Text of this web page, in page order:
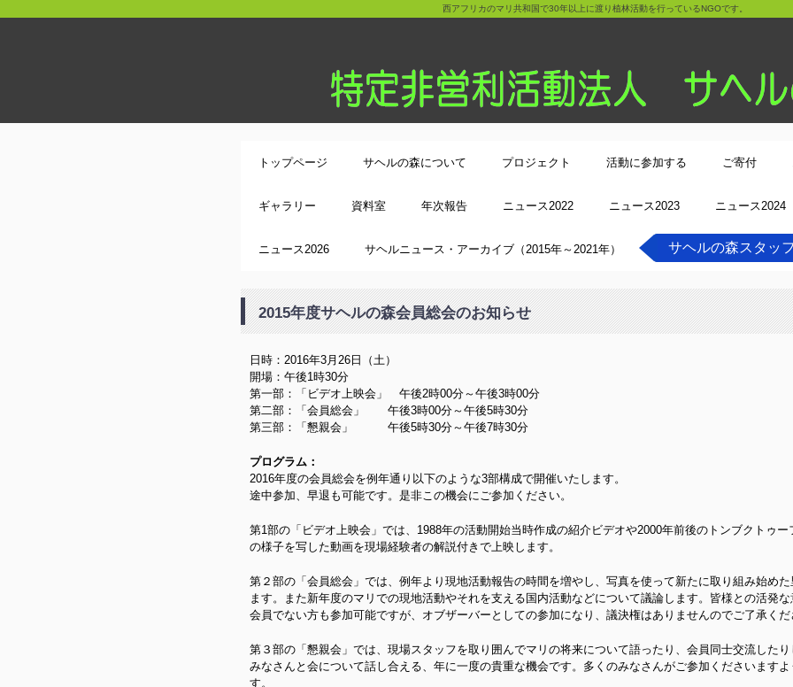
西アフリカのマリ共和国で30年以上に渡り植林活動を行っているNGOです。
トップページ サヘルの森について プロジェクト 活動に参加する ご寄付
ギャラリー 資料室 年次報告 ニュース2022 ニュース2023 ニュース2024
ニュース2026 サヘルニュース・アーカイブ（2015年～2021年） サヘルの森スタッ
2015年度サヘルの森会員総会のお知らせ
日時：2016年3月26日（土）
開場：午後1時30分
第一部：「ビデオ上映会」 午後2時00分～午後3時00分
第二部：「会員総会」 午後3時00分～午後5時30分
第三部：「懇親会」 午後5時30分～午後7時30分
プログラム：
2016年度の会員総会を例年通り以下のような3部構成で開催いたします。
途中参加、早退も可能です。是非この機会にご参加ください。
第1部の「ビデオ上映会」では、1988年の活動開始当時作成の紹介ビデオや2000年前後のトンブクトゥ
の様子を写した動画を現場経験者の解説付きで上映します。
第２部の「会員総会」では、例年より現地活動報告の時間を増やし、写真を使って新たに取り組み始め
ます。また新年度のマリでの現地活動やそれを支える国内活動などについて議論します。皆様との活発な
会員でない方も参加可能ですが、オブザーバーとしての参加になり、議決権はありませんのでご了承くだ
第３部の「懇親会」では、現場スタッフを取り囲んでマリの将来について語ったり、会員同士交流したり
みなさんと会について話し合える、年に一度の貴重な機会です。多くのみなさんがご参加くださいます
す。